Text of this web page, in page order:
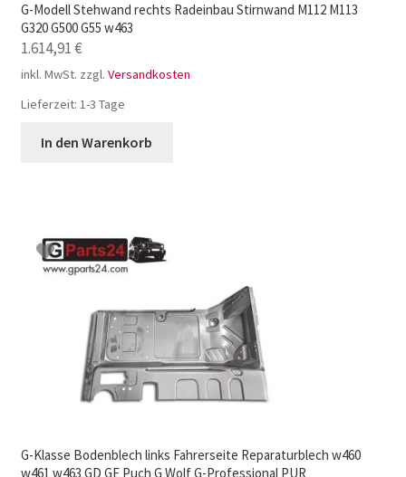
G-Modell Stehwand rechts Radeinbau Stirnwand M112 M113
G320 G500 G55 w463
1.614,91€
inkl. MwSt. zzgl. Versandkosten
Lieferzeit: 1-3 Tage
In den Warenkorb
G-Klasse Bodenblech links Fahrerseite Reparaturblech w460
w461 w463 GD GE Puch G Wolf G-Professional PUR